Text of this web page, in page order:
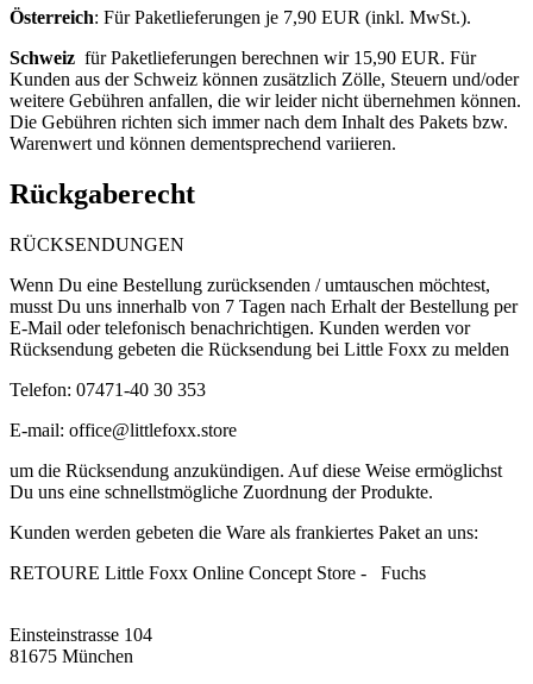
Österreich: Für Paketlieferungen je 7,90 EUR (inkl. MwSt.).
Schweiz für Paketlieferungen berechnen wir 15,90 EUR. Für
Kunden aus der Schweiz können zusätzlich Zölle, Steuern und/oder
weitere Gebühren anfallen, die wir leider nicht übernehmen können.
Die Gebühren richten sich immer nach dem Inhalt des Pakets bzw.
Warenwert und können dementsprechend variieren.
Rückgaberecht
RÜCKSENDUNGEN
Wenn Du eine Bestellung zurücksenden / umtauschen möchtest,
musst Du uns innerhalb von 7 Tagen nach Erhalt der Bestellung per
E-Mail oder telefonisch benachrichtigen. Kunden werden vor
Rücksendung gebeten die Rücksendung bei Little Foxx zu melden
Telefon: 07471-40 30 353
E-mail: office@littlefoxx.store
um die Rücksendung anzukündigen. Auf diese Weise ermöglichst
Du uns eine schnellstmögliche Zuordnung der Produkte.
Kunden werden gebeten die Ware als frankiertes Paket an uns:
RETOURE Little Foxx Online Concept Store - Fuchs
Einsteinstrasse 104
81675 München